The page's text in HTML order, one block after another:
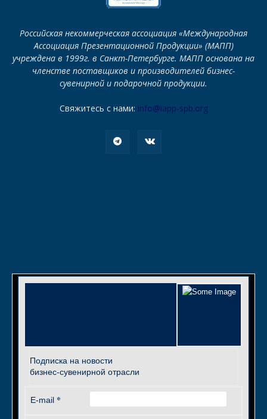
Российская некоммерческая ассоциация «Международная
Ассоциация Презентационной Продукции» (МАПП)
учреждена в 1999г. в Санкт-Петербурге. МАПП основана на
членстве поставщиков и производителей бизнес-
сувенирной и подарочной продукции.
Свяжитесь с нами: info@iapp-spb.org
Подписка на новости
бизнес-сувенирной отрасли
E-mail *